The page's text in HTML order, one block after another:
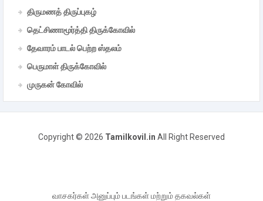
திருமணத் திருப்புகழ்
தெட்சிணாமூர்த்தி திருக்கோவில்
தேவாரம் பாடல் பெற்ற ஸ்தலம்
பெருமாள் திருக்கோவில்
முருகன் கோவில்
Copyright © 2026 Tamilkovil.in All Right Reserved
வாசகர்கள் அனுப்பும் படங்கள் மற்றும் தகவல்கள்